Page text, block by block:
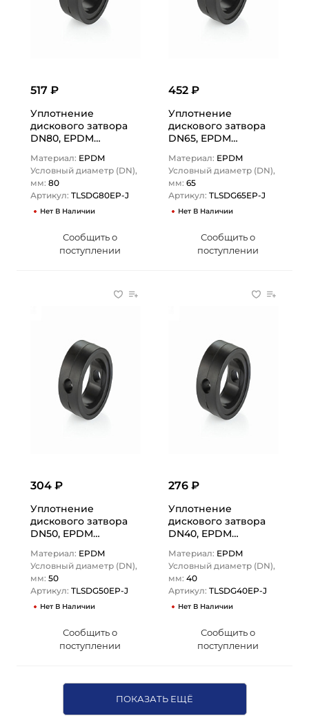
517 ₽
Уплотнение
дискового затвора
DN80, EPDM
TLSDG80EP-J TITAN…
Материал: EPDM
Условный диаметр (DN),
мм: 80
Артикул: TLSDG80EP-J
Нет В Наличии
Сообщить о
поступлении
452 ₽
Уплотнение
дискового затвора
DN65, EPDM
TLSDG65EP-J TITAN…
Материал: EPDM
Условный диаметр (DN),
мм: 65
Артикул: TLSDG65EP-J
Нет В Наличии
Сообщить о
поступлении
304 ₽
Уплотнение
дискового затвора
DN50, EPDM
TLSDG50EP-J TITAN…
Материал: EPDM
Условный диаметр (DN),
мм: 50
Артикул: TLSDG50EP-J
Нет В Наличии
Сообщить о
поступлении
276 ₽
Уплотнение
дискового затвора
DN40, EPDM
TLSDG40EP-J TITAN…
Материал: EPDM
Условный диаметр (DN),
мм: 40
Артикул: TLSDG40EP-J
Нет В Наличии
Сообщить о
поступлении
ПОКАЗАТЬ ЕЩЁ